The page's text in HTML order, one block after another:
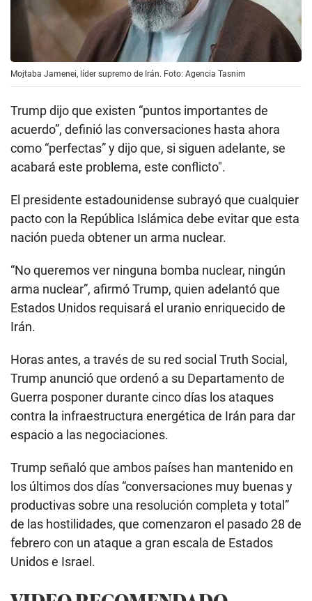
Mojtaba Jamenei, líder supremo de Irán. Foto: Agencia Tasnim
Trump dijo que existen “puntos importantes de
acuerdo”, definió las conversaciones hasta ahora
como “perfectas” y dijo que, si siguen adelante, se
acabará este problema, este conflicto".
El presidente estadounidense subrayó que cualquier
pacto con la República Islámica debe evitar que esta
nación pueda obtener un arma nuclear.
“No queremos ver ninguna bomba nuclear, ningún
arma nuclear”, afirmó Trump, quien adelantó que
Estados Unidos requisará el uranio enriquecido de
Irán.
Horas antes, a través de su red social Truth Social,
Trump anunció que ordenó a su Departamento de
Guerra posponer durante cinco días los ataques
contra la infraestructura energética de Irán para dar
espacio a las negociaciones.
Trump señaló que ambos países han mantenido en
los últimos dos días “conversaciones muy buenas y
productivas sobre una resolución completa y total”
de las hostilidades, que comenzaron el pasado 28 de
febrero con un ataque a gran escala de Estados
Unidos e Israel.